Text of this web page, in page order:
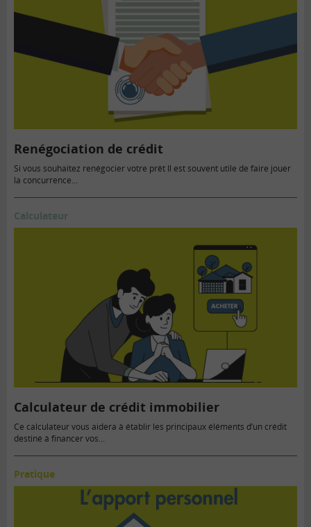
Renégociation de crédit
Si vous souhaitez renégocier votre prêt Il est souvent utile de faire jouer
la concurrence...
Calculateur
Calculateur de crédit immobilier
Ce calculateur vous aidera à établir les principaux éléments d’un crédit
destiné à financer vos...
Pratique